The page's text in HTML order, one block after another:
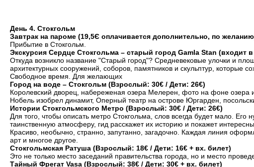
День 4. Стокгольм
Завтрак на пароме (19,5Є оплачивается дополнительно, по
Прибытие в Стокгольм.
Экскурсия Сердце Стокгольма – старый город Gamla Stan (входит
Откуда возникло название "Старый город"? Средневековые улочки и
архитектурных сооружений, соборов, памятников и скульптур, которые
Свободное время. Для желающих
Город на воде – Стокгольм (Взрослый: 30€ / Дети: 26€)
Королевский дворец, набереженая озера Мелерен, фото на фоне
Нобель изобрел динамит, Оперный театр на острове Юргарден,
Истории Стокгольмского Метро (Взрослый: 30€ / Дети: 26€)
Для того, чтобы описать метро Стокгольма, слов всегда будет мало.
таинственную атмосферу, гид расскажет их историю и покажет
Красиво, необычно, странно, запутанно, загадочно. Каждая линия
арт и многое другое.
Стокгольмская Ратуша (Взрослый: 18€ / Дети: 16€ + вх. билет)
Это не только место заседаний правительства города, но и место
Тайный Фрегат Vasa (Взрослый: 38€ / Дети: 30€ + вх. билет)